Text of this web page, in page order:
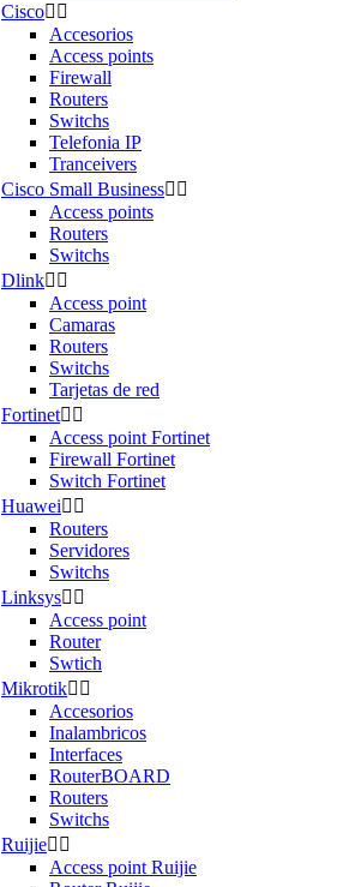
Cisco 
Accesorios
Access points
Firewall
Routers
Switchs
Telefonia IP
Tranceivers
Cisco Small Business 
Access points
Routers
Switchs
Dlink 
Access point
Camaras
Routers
Switchs
Tarjetas de red
Fortinet 
Access point Fortinet
Firewall Fortinet
Switch Fortinet
Huawei 
Routers
Servidores
Switchs
Linksys 
Access point
Router
Swtich
Mikrotik 
Accesorios
Inalambricos
Interfaces
RouterBOARD
Routers
Switchs
Ruijie 
Access point Ruijie